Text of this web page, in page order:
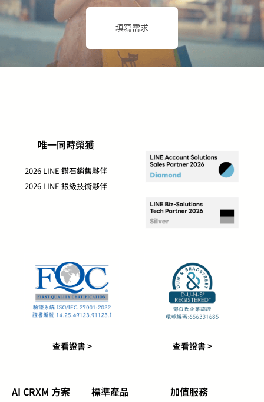
填寫需求
唯一同時榮獲
2026 LINE 鑽石銷售夥伴
2026 LINE 銀級技術夥伴
查看證書 > 查看證書 >
AI CRXM 方案 標準產品​ 加值服務​